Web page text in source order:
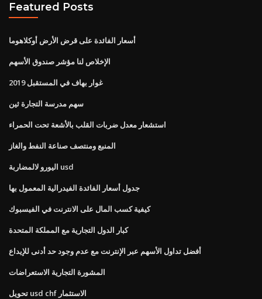
Featured Posts
أسعار الفائدة على قرض الأرض أوكلاهوما
الإخلاص لنا مؤشر صندوق الأسهم
غوار بهاف في المستقبل 2019
سهم مدرسة التجارة ثين
استشعار معدل ضربات القلب بالأشعة تحت الحمراء
المنبع ومنتصف صناعة النفط والغاز
اليورو لالمضاربة usd
جدول أسعار الفائدة الفيدرالية المعمول بها
كيفية كسب المال على الانترنت في الفيسبوك
كبار الدول التجارية مع المملكة المتحدة
أفضل تداول الأسهم عبر الإنترنت مع عدم وجود حد أدنى للإيداع
المشورة التجارية الاستعراضات
تحويل usd chf الاستثمار